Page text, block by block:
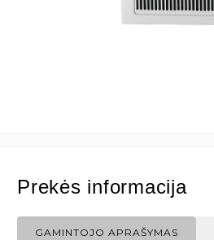
Prekės informacija
GAMINTOJO APRAŠYMAS